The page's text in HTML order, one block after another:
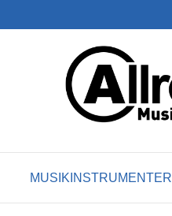
MUSIKINSTRUMENTER